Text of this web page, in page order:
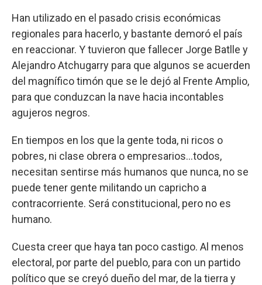
Han utilizado en el pasado crisis económicas
regionales para hacerlo, y bastante demoró el país
en reaccionar. Y tuvieron que fallecer Jorge Batlle y
Alejandro Atchugarry para que algunos se acuerden
del magnífico timón que se le dejó al Frente Amplio,
para que conduzcan la nave hacia incontables
agujeros negros.
En tiempos en los que la gente toda, ni ricos o
pobres, ni clase obrera o empresarios…todos,
necesitan sentirse más humanos que nunca, no se
puede tener gente militando un capricho a
contracorriente. Será constitucional, pero no es
humano.
Cuesta creer que haya tan poco castigo. Al menos
electoral, por parte del pueblo, para con un partido
político que se creyó dueño del mar, de la tierra y